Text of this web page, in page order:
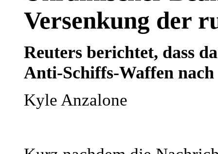
Versenkung der
Reuters berichtet, dass
Anti-Schiffs-Waffen
Kyle Anzalone